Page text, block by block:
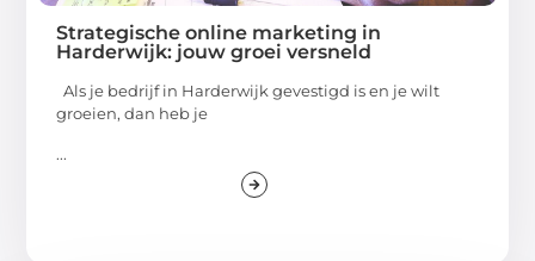
Strategische online marketing in
Harderwijk: jouw groei versneld
Als je bedrijf in Harderwijk gevestigd is en je wilt
groeien, dan heb je
...